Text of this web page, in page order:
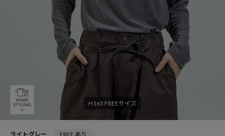
H165 FREEサイズ
ライトグレー FREE あり